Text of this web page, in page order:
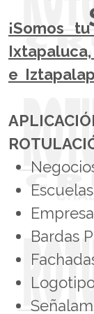
¡Somos
e
Escuelas
Bardas